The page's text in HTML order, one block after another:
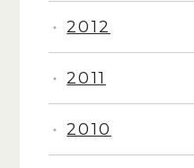
・ 2010
・ 2011
・ 2012